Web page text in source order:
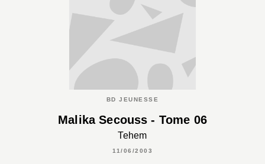
BD JEUNESSE
Malika Secouss - Tome 06
Tehem
11/06/2003